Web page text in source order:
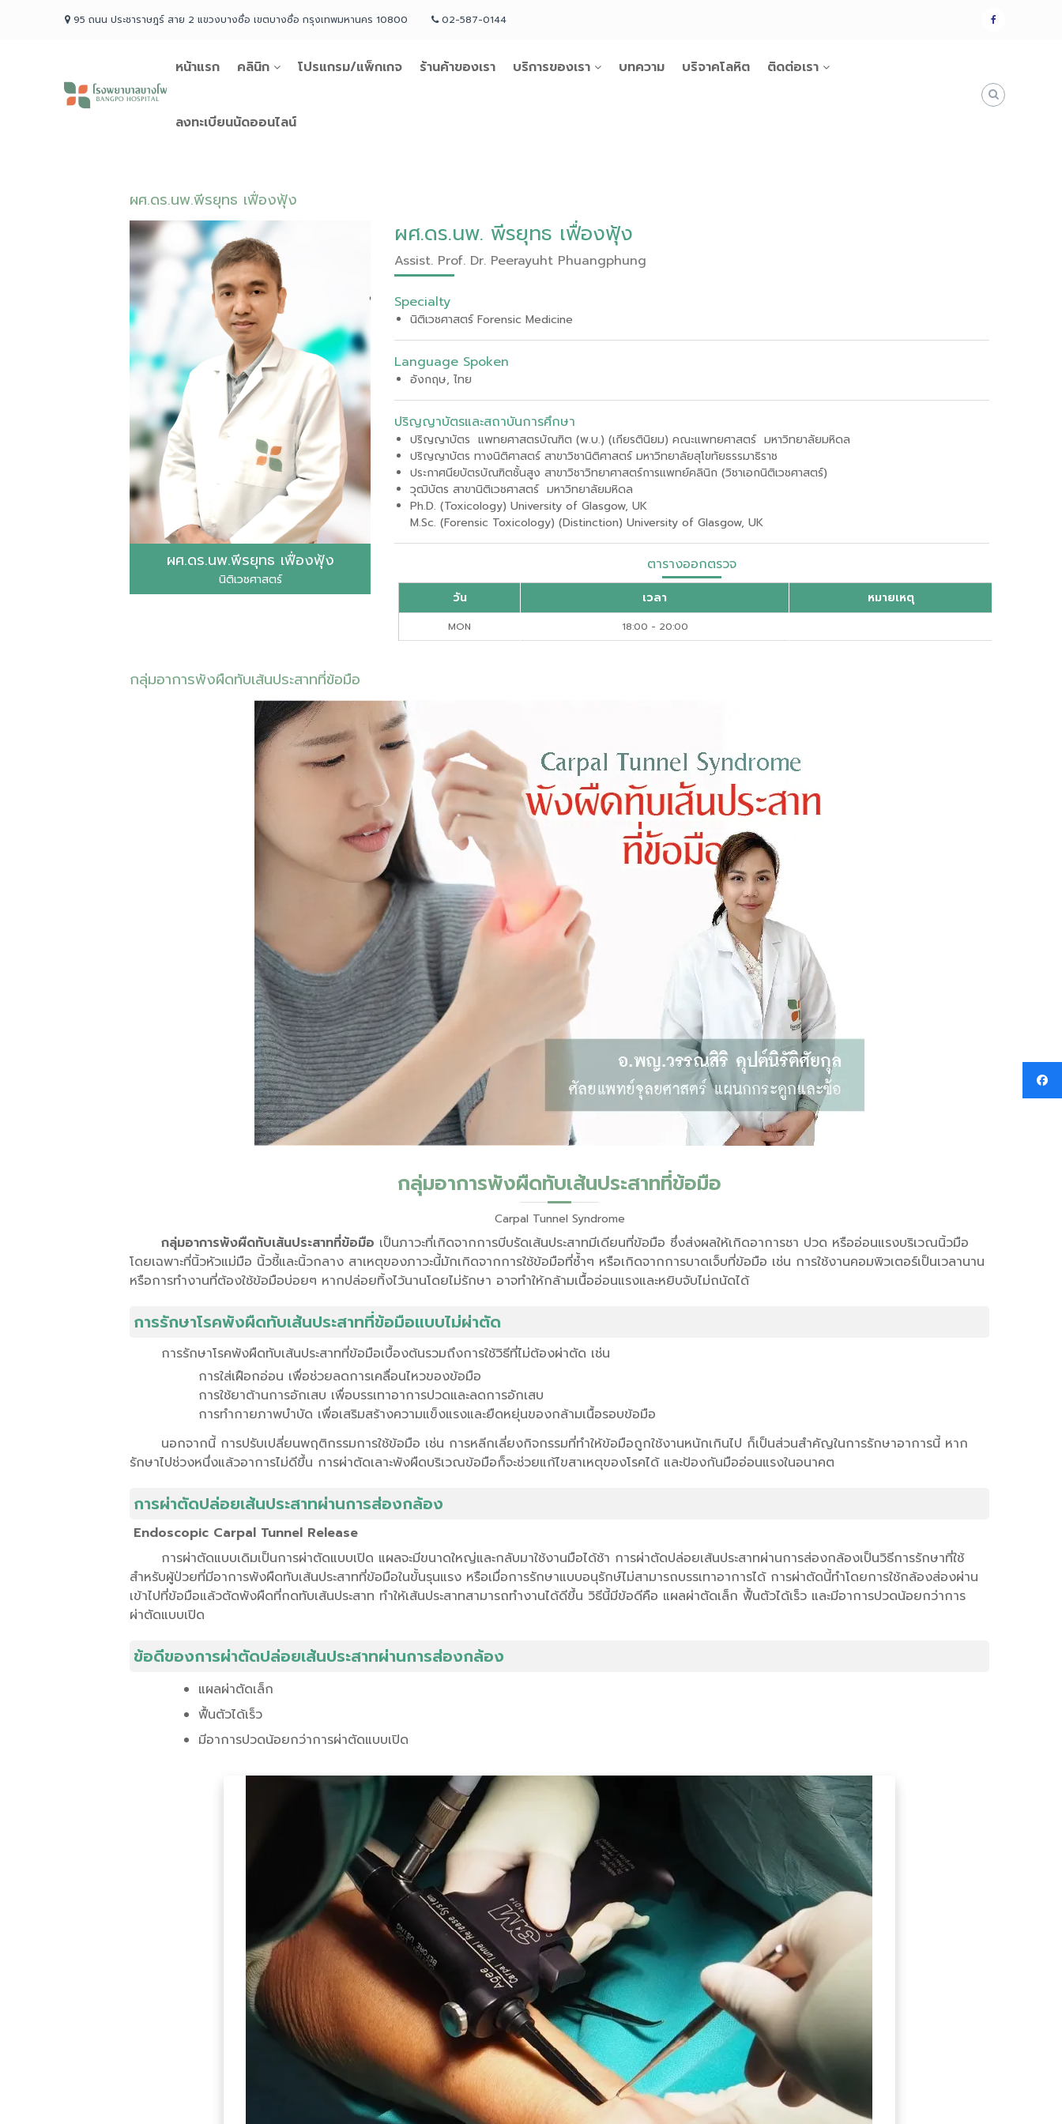
95 ถนน ประชาราษฎร์ สาย 2 แขวงบางซื่อ เขตบางซื่อ กรุงเทพมหานคร 10800 02-587-0144 แฟน
โรง
พยาบาล
บางโพ
หน้าแรก คลินิก โปรแกรม/แพ็กเกจ ร้านค้าของเรา บริการของเรา บทความ บริจาคโลหิต ติดต่อเรา
ลงทะเบียนนัดออนไลน์
ผศ.ดร.นพ.พีรยุทธ เฟื่องฟุ้ง
ผศ.ดร.นพ.พีรยุทธ เฟื่องฟุ้ง
นิติเวชศาสตร์
ผศ.ดร.นพ. พีรยุทธ เฟื่องฟุ้ง
Assist. Prof. Dr. Peerayuht Phuangphung
Specialty
นิติเวชศาสตร์Forensic Medicine
Language Spoken
อังกฤษ, ไทย
ปริญญาบัตรและสถาบันการศึกษา
ปริญญาบัตร แพทยศาสตรบัณฑิต (พ.บ.) (เกียรตินิยม) คณะแพทยศาสตร์ มหาวิทยาลัยมหิดล
ปริญญาบัตร ทางนิติศาสตร์ สาขาวิชานิติศาสตร์ มหาวิทยาลัยสุโขทัยธรรมาธิราช
ประกาศนียบัตรบัณฑิตชั้นสูง สาขาวิชาวิทยาศาสตร์การแพทย์คลินิก (วิชาเอกนิติเวชศาสตร์)
วุฒิบัตร สาขานิติเวชศาสตร์ มหาวิทยาลัยมหิดล
Ph.D. (Toxicology) University of Glasgow, UK
M.Sc. (Forensic Toxicology) (Distinction) University of Glasgow, UK
ตารางออกตรวจ
วัน เวลา หมายเหตุ
MON 18:00 - 20:00
กลุ่มอาการพังผืดทับเส้นประสาทที่ข้อมือ
กลุ่มอาการพังผืดทับเส้นประสาทที่ข้อมือ
Carpal Tunnel Syndrome
กลุ่มอาการพังผืดทับเส้นประสาทที่ข้อมือ เป็นภาวะที่เกิดจากการบีบรัดเส้นประสาทมีเดียนที่ข้อมือ ซึ่งส่งผลให้เกิดอาการชา ปวด หรืออ่อนแรงบริเวณนิ้วมือ
โดยเฉพาะที่นิ้วหัวแม่มือ นิ้วชี้และนิ้วกลาง สาเหตุของภาวะนี้มักเกิดจากการใช้ข้อมือที่ซ้ำๆ หรือเกิดจากการบาดเจ็บที่ข้อมือ เช่น การใช้งานคอมพิวเตอร์เป็นเวลานาน
หรือการทำงานที่ต้องใช้ข้อมือบ่อยๆ หากปล่อยทิ้งไว้นานโดยไม่รักษา อาจทำให้กล้ามเนื้ออ่อนแรงและหยิบจับไม่ถนัดได้
การรักษาโรคพังผืดทับเส้นประสาทที่ข้อมือแบบไม่ผ่าตัด
การรักษาโรคพังผืดทับเส้นประสาทที่ข้อมือเบื้องต้นรวมถึงการใช้วิธีที่ไม่ต้องผ่าตัด เช่น
การใส่เฝือกอ่อน เพื่อช่วยลดการเคลื่อนไหวของข้อมือ
การใช้ยาต้านการอักเสบ เพื่อบรรเทาอาการปวดและลดการอักเสบ
การทำกายภาพบำบัด เพื่อเสริมสร้างความแข็งแรงและยืดหยุ่นของกล้ามเนื้อรอบข้อมือ
นอกจากนี้ การปรับเปลี่ยนพฤติกรรมการใช้ข้อมือ เช่น การหลีกเลี่ยงกิจกรรมที่ทำให้ข้อมือถูกใช้งานหนักเกินไป ก็เป็นส่วนสำคัญในการรักษาอาการนี้ หาก
รักษาไปช่วงหนึ่งแล้วอาการไม่ดีขึ้น การผ่าตัดเลาะพังผืดบริเวณข้อมือก็จะช่วยแก้ไขสาเหตุของโรคได้ และป้องกันมืออ่อนแรงในอนาคต
การผ่าตัดปล่อยเส้นประสาทผ่านการส่องกล้อง
Endoscopic Carpal Tunnel Release
การผ่าตัดแบบเดิมเป็นการผ่าตัดแบบเปิด แผลจะมีขนาดใหญ่และกลับมาใช้งานมือได้ช้า การผ่าตัดปล่อยเส้นประสาทผ่านการส่องกล้องเป็นวิธีการรักษาที่ใช้
สำหรับผู้ป่วยที่มีอาการพังผืดทับเส้นประสาทที่ข้อมือในขั้นรุนแรง หรือเมื่อการรักษาแบบอนุรักษ์ไม่สามารถบรรเทาอาการได้ การผ่าตัดนี้ทำโดยการใช้กล้องส่องผ่าน
เข้าไปที่ข้อมือแล้วตัดพังผืดที่กดทับเส้นประสาท ทำให้เส้นประสาทสามารถทำงานได้ดีขึ้น วิธีนี้มีข้อดีคือ แผลผ่าตัดเล็ก ฟื้นตัวได้เร็ว และมีอาการปวดน้อยกว่าการ
ผ่าตัดแบบเปิด
ข้อดีของการผ่าตัดปล่อยเส้นประสาทผ่านการส่องกล้อง
แผลผ่าตัดเล็ก
ฟื้นตัวได้เร็ว
มีอาการปวดน้อยกว่าการผ่าตัดแบบเปิด